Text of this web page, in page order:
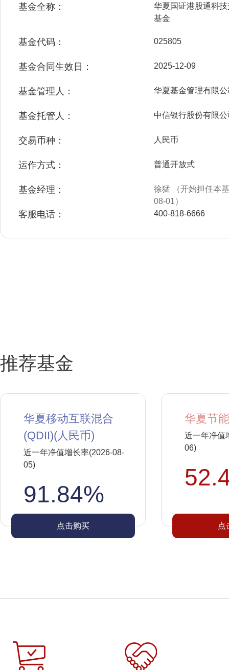
基金全称：
华夏国证港股通科
基金
基金代码： 025805
基金合同生效日： 2025-12-09
基金管理人： 华夏基金管理有限公
基金托管人： 中信银行股份有限公
交易币种： 人民币
运作方式： 普通开放式
基金经理：
徐猛 （开始担任本
08-01）
客服电话： 400-818-6666
推荐基金
华夏移动互联混合
(QDII)(人民币)
近一年净值增长率(2026-08-
05)
91.84%
点击购买
华夏节
近一年净值
06)
点